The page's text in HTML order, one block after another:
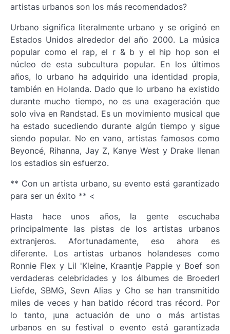
artistas urbanos son los más recomendados?
Urbano significa literalmente urbano y se originó en
Estados Unidos alrededor del año 2000. La música
popular como el rap, el r & b y el hip hop son el
núcleo de esta subcultura popular. En los últimos
años, lo urbano ha adquirido una identidad propia,
también en Holanda. Dado que lo urbano ha existido
durante mucho tiempo, no es una exageración que
solo viva en Randstad. Es un movimiento musical que
ha estado sucediendo durante algún tiempo y sigue
siendo popular. No en vano, artistas famosos como
Beyoncé, Rihanna, Jay Z, Kanye West y Drake llenan
los estadios sin esfuerzo.
** Con un artista urbano, su evento está garantizado
para ser un éxito ** <
Hasta hace unos años, la gente escuchaba
principalmente las pistas de los artistas urbanos
extranjeros. Afortunadamente, eso ahora es
diferente. Los artistas urbanos holandeses como
Ronnie Flex y Lil 'Kleine, Kraantje Pappie y Boef son
verdaderas celebridades y los álbumes de Broederl
Liefde, SBMG, Sevn Alias y Cho se han transmitido
miles de veces y han batido récord tras récord. Por
lo tanto, ¡una actuación de uno o más artistas
urbanos en su festival o evento está garantizada